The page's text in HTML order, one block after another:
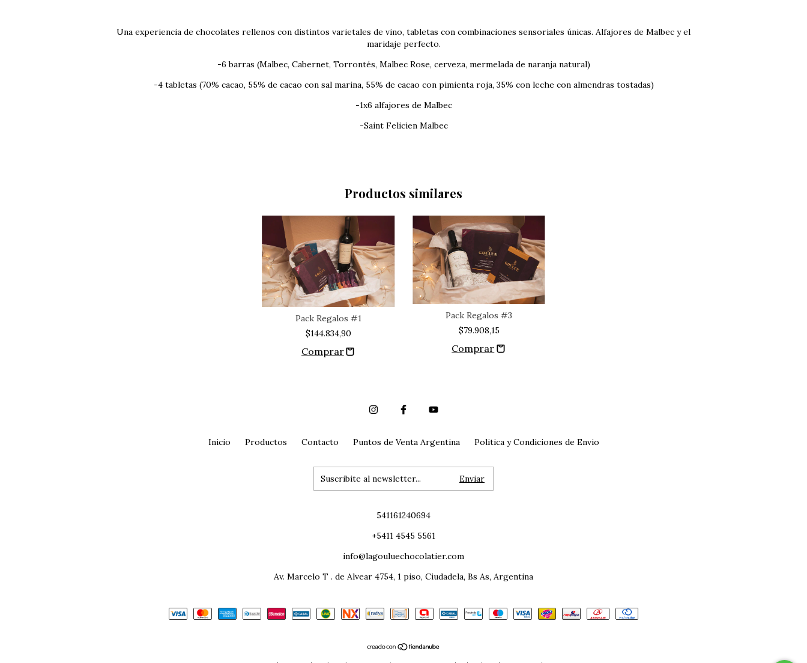
Una experiencia de chocolates rellenos con distintos varietales de vino, tabletas con combinaciones sensoriales únicas. Alfajores de Malbec y el
maridaje perfecto.
-6 barras (Malbec, Cabernet, Torrontés, Malbec Rose, cerveza, mermelada de naranja natural)
-4 tabletas (70% cacao, 55% de cacao con sal marina, 55% de cacao con pimienta roja, 35% con leche con almendras tostadas)
-1x6 alfajores de Malbec
-Saint Felicien Malbec
Productos similares
Pack Regalos #1
$144.834,90
Pack Regalos #3
$79.908,15
Inicio Productos Contacto Puntos de Venta Argentina Politica y Condiciones de Envio
541161240694
+5411 4545 5561
info@lagouluechocolatier.com
Av. Marcelo T . de Alvear 4754, 1 piso, Ciudadela, Bs As, Argentina